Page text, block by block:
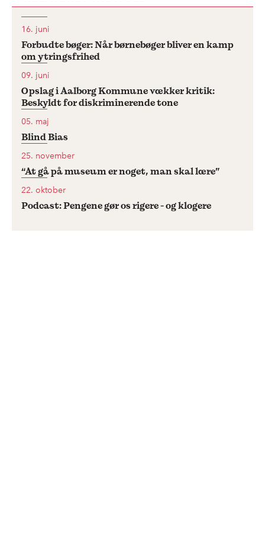
16. juni
Forbudte bøger: Når børnebøger bliver en kamp
om ytringsfrihed
09. juni
Opslag i Aalborg Kommune vækker kritik:
Beskyldt for diskriminerende tone
05. maj
Blind Bias
25. november
“At gå på museum er noget, man skal lære”
22. oktober
Podcast: Pengene gør os rigere - og klogere